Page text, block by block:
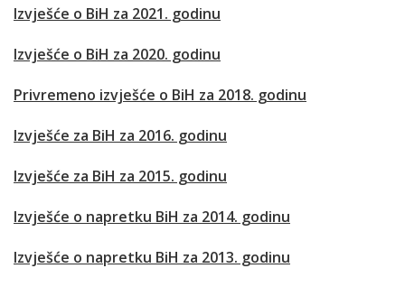
Izvješće o BiH za 2021. godinu
Izvješće o BiH za 2020. godinu
Privremeno izvješće o BiH za 2018. godinu
Izvješće za BiH za 2016. godinu
Izvješće za BiH za 2015. godinu
Izvješće o napretku BiH za 2014. godinu
Izvješće o napretku BiH za 2013. godinu